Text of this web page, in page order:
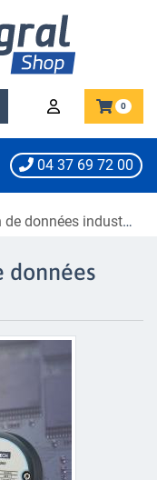
0
04 37 69 72 00
données industrielle
données